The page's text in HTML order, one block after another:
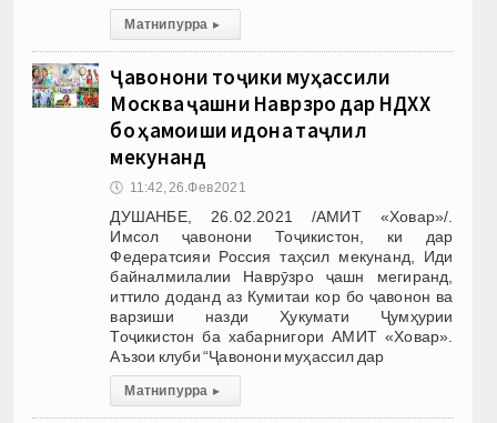
Матни пурра ▸
Ҷавонони тоҷики муҳассили
Москва ҷашни Наврӯзро дар НДХХ
бо ҳамоиши идона таҷлил
мекунанд
🕔 11:42, 26.Фев 2021
ДУШАНБЕ, 26.02.2021 /АМИТ «Ховар»/.
Имсол ҷавонони Тоҷикистон, ки дар
Федератсияи Россия таҳсил мекунанд, Иди
байналмилалии Наврӯзро ҷашн мегиранд,
иттило доданд аз Кумитаи кор бо ҷавонон ва
варзиши назди Ҳукумати Ҷумҳурии
Тоҷикистон ба хабарнигори АМИТ «Ховар».
Аъзои клуби “Ҷавонони муҳассил дар
Матни пурра ▸